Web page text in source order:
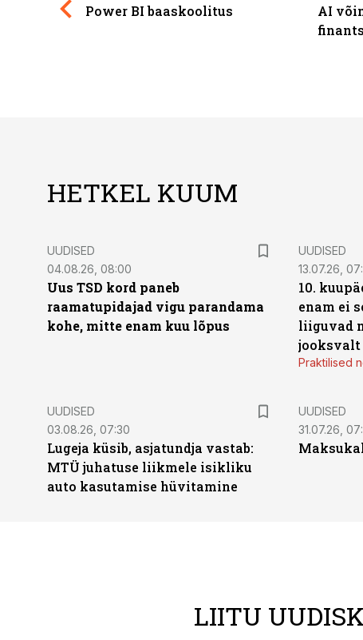
Power BI baaskoolitus
AI
HETKEL KUUM
UUDISED
04.08.26, 08:00
Uus TSD kord paneb
raamatupidajad vigu parandama
kohe, mitte enam kuu lõpus
UUDISED
13.07.26,
10.
enam ei
liiguvad
jooksvalt
Praktilised
UUDISED
03.08.26, 07:30
Lugeja küsib, asjatundja vastab:
MTÜ juhatuse liikmele isikliku
auto kasutamise hüvitamine
UUDISED
31.07.26,
LIITU